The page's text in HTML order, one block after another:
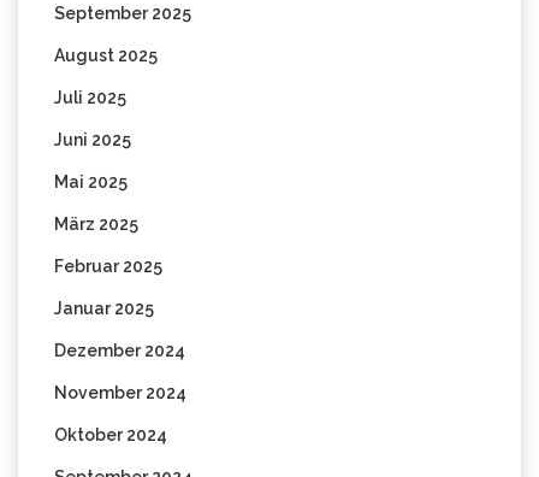
September 2025
August 2025
Juli 2025
Juni 2025
Mai 2025
März 2025
Februar 2025
Januar 2025
Dezember 2024
November 2024
Oktober 2024